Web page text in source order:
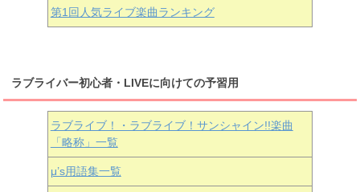
第1回人気ライブ楽曲ランキング
ラブライバー初心者・LIVEに向けての予習用
ラブライブ！・ラブライブ！サンシャイン!!楽曲
「略称」一覧
μ’s用語集一覧